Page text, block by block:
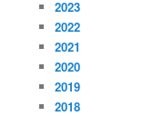
2023
2022
2021
2020
2019
2018